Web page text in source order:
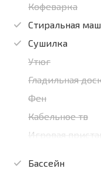
Кофеварка
Стиральная
Сушилка
Утюг
Гладильная
Фен
Кабельное тв
Игровая
Бассейн